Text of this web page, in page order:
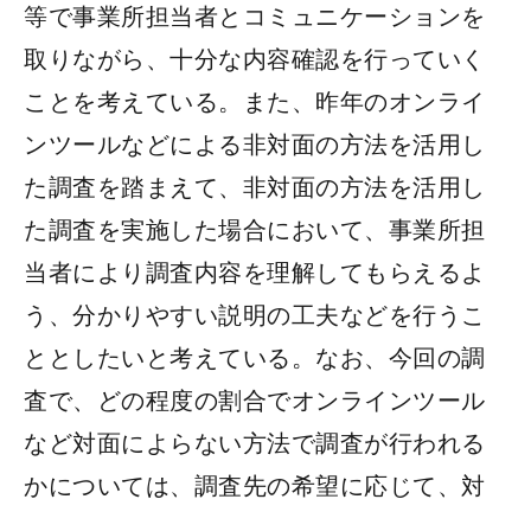
等で事業所担当者とコミュニケーションを
取りながら、十分な内容確認を行っていく
ことを考えている。また、昨年のオンライ
ンツールなどによる非対面の方法を活用し
た調査を踏まえて、非対面の方法を活用し
た調査を実施した場合において、事業所担
当者により調査内容を理解してもらえるよ
う、分かりやすい説明の工夫などを行うこ
ととしたいと考えている。なお、今回の調
査で、どの程度の割合でオンラインツール
など対面によらない方法で調査が行われる
かについては、調査先の希望に応じて、対